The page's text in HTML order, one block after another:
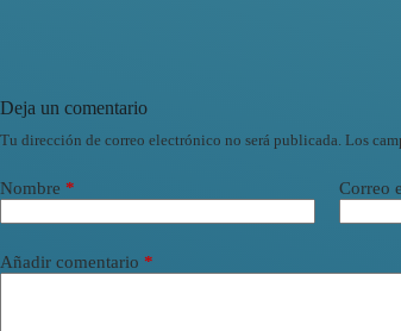
Deja un comentario
Tu dirección de correo electrónico no será publicada. Los
Nombre * Correo
Añadir comentario *